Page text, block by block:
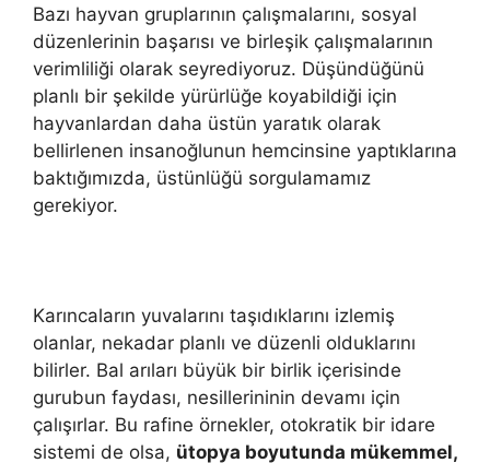
Bazı hayvan gruplarının çalışmalarını, sosyal
düzenlerinin başarısı ve birleşik çalışmalarının
verimliliği olarak seyrediyoruz. Düşündüğünü
planlı bir şekilde yürürlüğe koyabildiği için
hayvanlardan daha üstün yaratık olarak
bellirlenen insanoğlunun hemcinsine yaptıklarına
baktığımızda, üstünlüğü sorgulamamız
gerekiyor.
Karıncaların yuvalarını taşıdıklarını izlemiş
olanlar, nekadar planlı ve düzenli olduklarını
bilirler. Bal arıları büyük bir birlik içerisinde
gurubun faydası, nesillerininin devamı için
çalışırlar. Bu rafine örnekler, otokratik bir idare
sistemi de olsa, ütopya boyutunda mükemmel,